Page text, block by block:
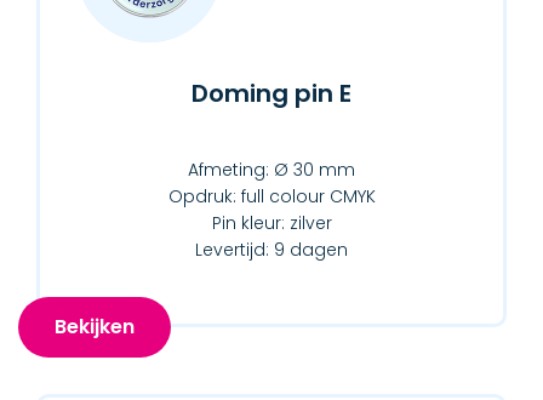
Doming pin E
Afmeting: Ø 30 mm
Opdruk: full colour CMYK
Pin kleur: zilver
Levertijd: 9 dagen
Bekijken